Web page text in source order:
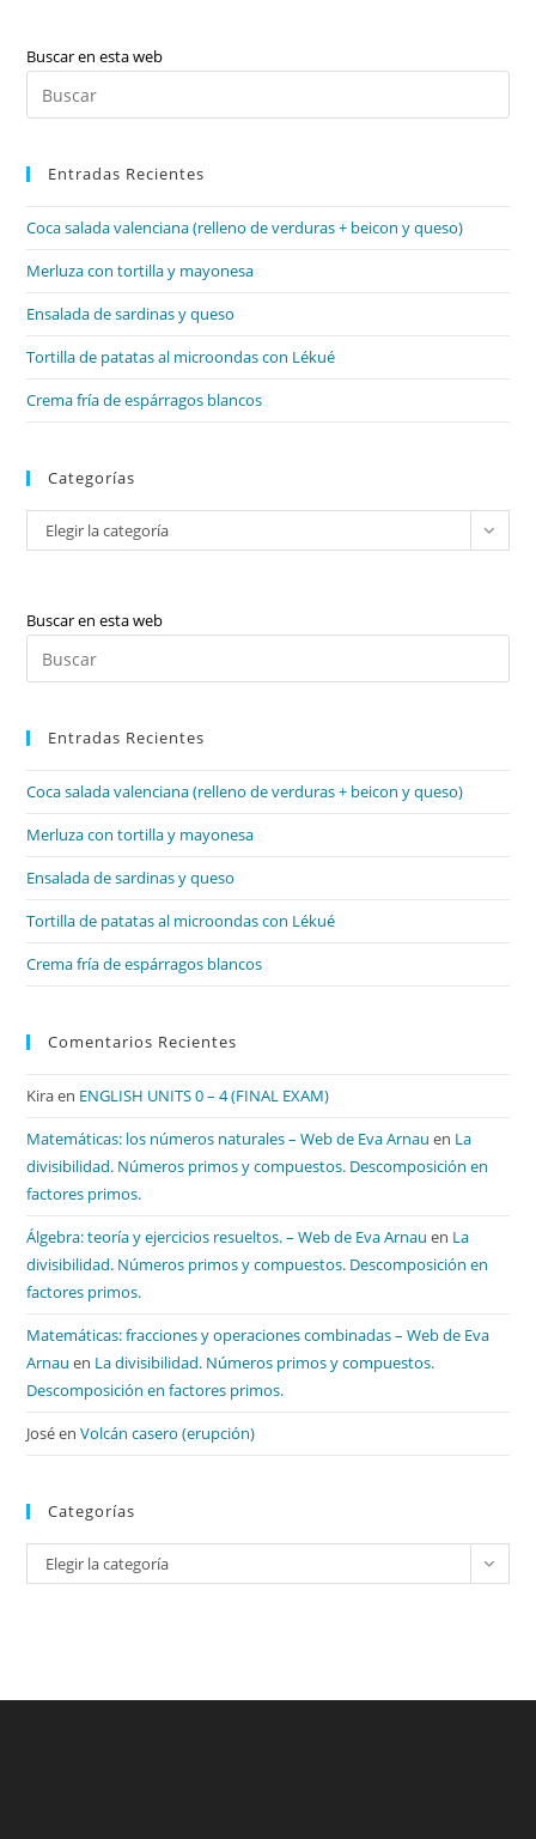
Buscar en esta web
Entradas Recientes
Coca salada valenciana (relleno de verduras + beicon y queso)
Merluza con tortilla y mayonesa
Ensalada de sardinas y queso
Tortilla de patatas al microondas con Lékué
Crema fría de espárragos blancos
Categorías
Categorías
Elegir la categoría
Buscar en esta web
Entradas Recientes
Coca salada valenciana (relleno de verduras + beicon y queso)
Merluza con tortilla y mayonesa
Ensalada de sardinas y queso
Tortilla de patatas al microondas con Lékué
Crema fría de espárragos blancos
Comentarios Recientes
Kiraen ENGLISH UNITS 0 – 4 (FINAL EXAM)
Matemáticas: los números naturales – Web de Eva Arnau en La
divisibilidad. Números primos y compuestos. Descomposición en
factores primos.
Álgebra: teoría y ejercicios resueltos. – Web de Eva Arnau en La
divisibilidad. Números primos y compuestos. Descomposición en
factores primos.
Matemáticas: fracciones y operaciones combinadas – Web de Eva
Arnau en La divisibilidad. Números primos y compuestos.
Descomposición en factores primos.
JoséenVolcán casero (erupción)
Categorías
Categorías
Elegir la categoría